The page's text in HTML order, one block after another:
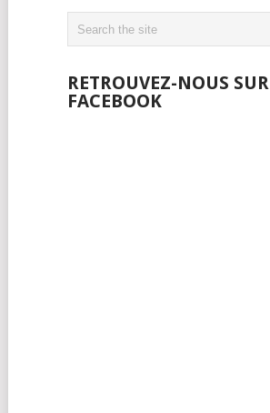
RETROUVEZ-NOUS SUR
FACEBOOK